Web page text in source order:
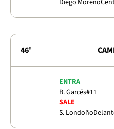
46'
ENTRA
B. Garcés#11
SALE
S. Londoño